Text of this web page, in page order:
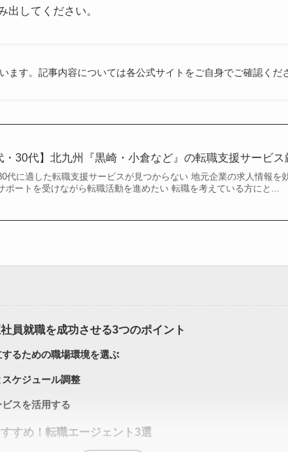
出してください。
ます。記事内容については各公式サイトをご自身でご確認くだ
・30代】北九州『黒崎・小倉など』の転職支援サービス
代に適した転職支援サービスが見つからない 地元企業の求人情報を
ポートを受けながら転職活動を進めたい 転職を考えている方にと...
員就職を成功させる3つのポイント
るための職場環境を選ぶ
ケジュール調整
スを活用する
すめ！転職エージェント3選